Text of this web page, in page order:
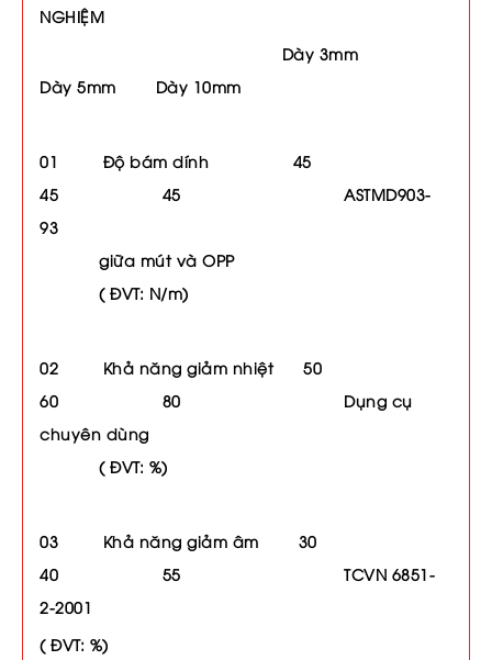
NGHIỆM
Dày 3mm
Dày 5mm Dày 10mm
01 Độ bám dính 45
45 45 ASTMD903-
93
giữa mút và OPP
( ĐVT: N/m)
02 Khả năng giảm nhiệt 50
60 80 Dụng cụ
chuyên dùng
( ĐVT: %)
03 Khả năng giảm âm 30
40 55 TCVN 6851-
2-2001
( ĐVT: %)